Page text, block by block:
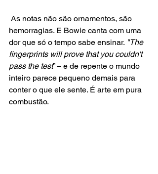
hemorragias. E Bowie canta com uma
dor que só o tempo sabe ensinar. "The
fingerprints will prove that you couldn't
pass the test” – e de repente o mundo
inteiro parece pequeno demais para
conter o que ele sente. É arte em pura
combustão.